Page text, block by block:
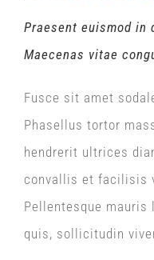
Praesent euismod in
Maecenas vitae
Fusce sit amet
Phasellus tortor
hendrerit ultrices
convallis et facilisis
Pellentesque
quis, sollicitudin